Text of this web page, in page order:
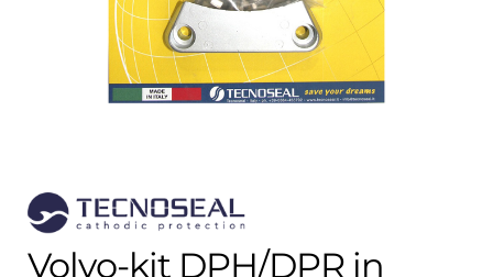
Nederlands
Volvo-kit DPH/DPR in